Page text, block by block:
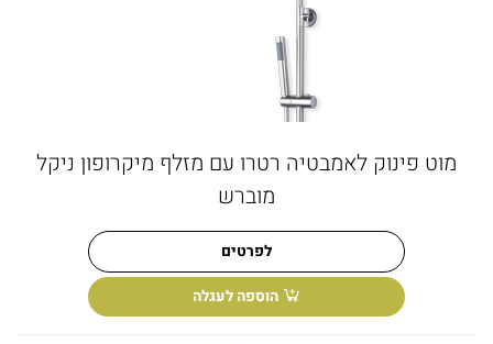
מוט פינוק לאמבטיה רטרו עם מזלף מיקרופון ניקל
מוברש
לפרטים
הוספה לעגלה